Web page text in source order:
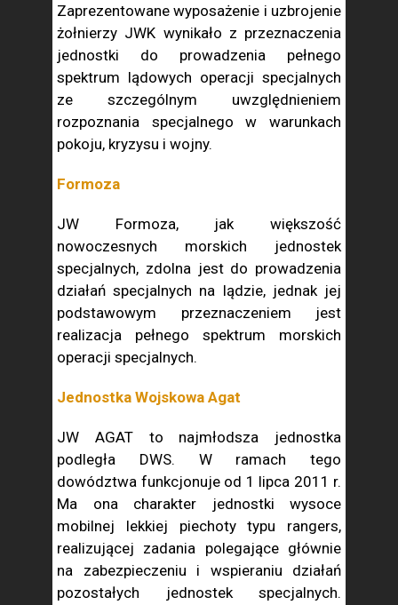
Zaprezentowane wyposażenie i uzbrojenie
żołnierzy JWK wynikało z przeznaczenia
jednostki do prowadzenia pełnego
spektrum lądowych operacji specjalnych
ze szczególnym uwzględnieniem
rozpoznania specjalnego w warunkach
pokoju, kryzysu i wojny.
Formoza
JW Formoza, jak większość
nowoczesnych morskich jednostek
specjalnych, zdolna jest do prowadzenia
działań specjalnych na lądzie, jednak jej
podstawowym przeznaczeniem jest
realizacja pełnego spektrum morskich
operacji specjalnych.
Jednostka Wojskowa Agat
JW AGAT to najmłodsza jednostka
podległa DWS. W ramach tego
dowództwa funkcjonuje od 1 lipca 2011 r.
Ma ona charakter jednostki wysoce
mobilnej lekkiej piechoty typu rangers,
realizującej zadania polegające głównie
na zabezpieczeniu i wspieraniu działań
pozostałych jednostek specjalnych.